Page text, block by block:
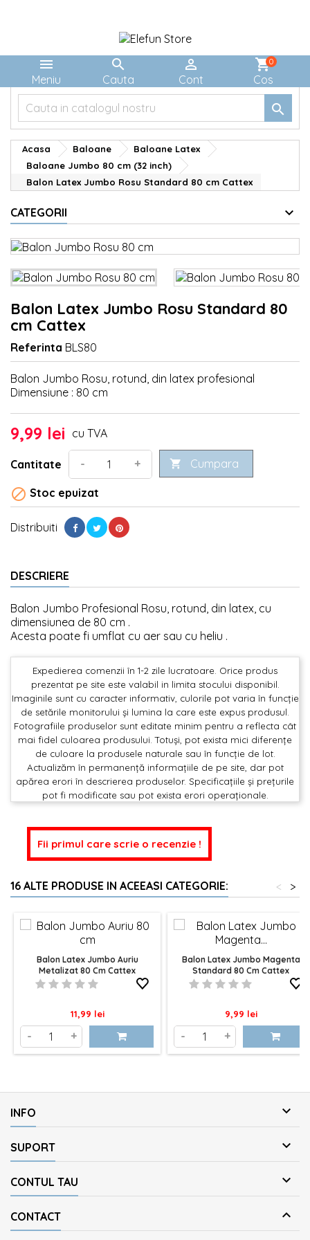

Meniu

Cauta

Cont
shopping_cart
Cos
0

Acasa Baloane
Baloane Latex
Baloane Jumbo 80 cm (32 inch)
Balon Latex Jumbo Rosu Standard 80 cm Cattex
CATEGORII
Balon Latex Jumbo Rosu Standard 80
cm Cattex
Referinta BLS80
Balon Jumbo Rosu, rotund, din latex profesional
Dimensiune : 80 cm
9,99 lei cu TVA
Cantitate - +  Cumpara
 Stoc epuizat
Distribuiti
DESCRIERE
Balon Jumbo Profesional Rosu, rotund, din latex, cu
dimensiunea de 80 cm .
Acesta poate fi umflat cu aer sau cu heliu .
Expedierea comenzii în 1-2 zile lucratoare. Orice produs
prezentat pe site este valabil in limita stocului disponibil.
Imaginile sunt cu caracter informativ, culorile pot varia în funcție
de setările monitorului și lumina la care este expus produsul.
Fotografiile produselor sunt editate minim pentru a reflecta cât
mai fidel culoarea produsului. Totuși, pot exista mici diferențe
de culoare la produsele naturale sau în funcție de lot.
Actualizăm în permanență informațiile de pe site, dar pot
apărea erori în descrierea produselor. Specificațiile și prețurile
pot fi modificate sau pot exista erori operaționale.
Fii primul care scrie o recenzie !
16 ALTE PRODUSE IN ACEEASI CATEGORIE: >
<
Balon Latex Jumbo Auriu
Metalizat 80 Cm Cattex
Pret
11,99 lei
- +
Balon Latex Jumbo Magenta
Standard 80 Cm Cattex
Pret
9,99 lei
- +
INFO 
SUPORT 
CONTUL TAU 
CONTACT 